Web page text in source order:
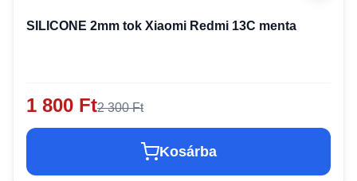
SILICONE 2mm tok Xiaomi Redmi 13C menta
1 800 Ft2 300 Ft
Kosárba